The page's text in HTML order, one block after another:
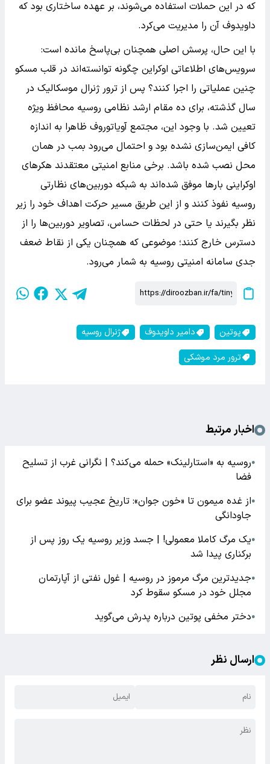
که در این حملات استفاده می‌شوند، بر عهده ساختاری بود که
داویدوف آن را مدیریت می‌کرد.
با این حال، پرسش اصلی همچنان بی‌پاسخ مانده است:
سرویس‌های اطلاعاتی اوکراین چگونه توانسته‌اند در قلب مسکو
چنین عملیاتی را اجرا کنند؟ پس از ترور ژنرال موسکالیک در
سال گذشته، برای ده مقام ارشد نظامی روسیه محافظ ویژه
تعیین شد. با وجود این، مجتمع آویاتوروف ظاهرا به اندازه
کافی ایمن‌سازی نشده بود و احتمال می‌رود بمب در همان
محل نصب شده باشد. برخی منابع امنیتی معتقدند هکرهای
اوکراینی بارها موفق شده‌اند به شبکه دوربین‌های نظارتی
روسیه نفوذ کنند و از این طریق مسیر حرکت اهداف خود را زیر
نظر بگیرند یا حتی در لحظات حساس، تصاویر دوربین‌ها را از
دسترس خارج کنند؛ موضوعی که همچنان یکی از نقاط ضعف
جدی سامانه امنیتی روسیه به شمار می‌رود.
پوتین دامیر داویدوف
ژنرال روسیه
ترور مرد موشکی
اخبار مرتبط
●روسیه به «استارلینک» حمله می‌کند؟ | نگرانی غرب از تسلیح
فضا
●از غده میمون تا «خون جوان»: تاریخ عجیب پیوند عضو برای
جاودانگی
●یک مرگ کاملا معمولی! | جسد وزیر روسیه یک روز پس از
برکناری پیدا شد
●جدیدترین مرگ مرموز در روسیه | غول نفتی از آپارتمان
مجلل خود در مسکو سقوط کرد
●دختر مخفی پوتین درباره پدرش می‌گوید
ارسال نظر